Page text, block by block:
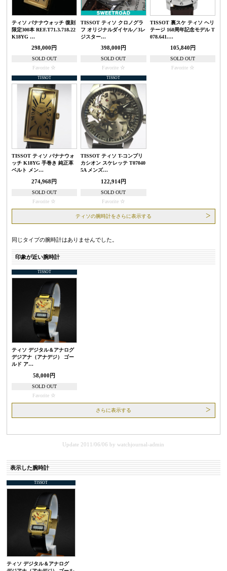
ティソ バナナウォッチ 復刻
限定300本 REF.T71.3.718.22
K18YG …
298,000円
SOLD OUT
Favorite
TISSOT ティソ クロノグラ
フ オリジナルダイヤル／3レ
ジスター…
398,000円
SOLD OUT
Favorite
TISSOT 裏スケ ティソ ヘリ
テージ 160周年記念モデル T
078.641.…
105,840円
SOLD OUT
Favorite
TISSOT
TISSOT ティソ バナナウォ
ッチ K18YG 手巻き 純正革
ベルト メン…
274,968円
SOLD OUT
Favorite
TISSOT
TISSOT ティソ T-コンプリ
カシオン スケレッテ T07040
5A メンズ…
122,914円
SOLD OUT
Favorite
ティソの腕時計をさらに表示する
同じタイプの腕時計はありませんでした。
印象が近い腕時計
TISSOT
ティソ デジタル＆アナログ
デジアナ（アナデジ） ゴー
ルド ア…
58,000円
SOLD OUT
Favorite
さらに表示する
Update 2011/06/06 bywatchjournal-admin
表示した腕時計
TISSOT
ティソ デジタル＆アナログ